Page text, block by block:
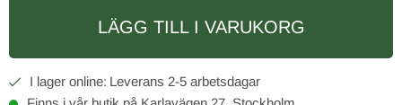
LÄGG TILL I VARUKORG
2-5 arbetsdagar